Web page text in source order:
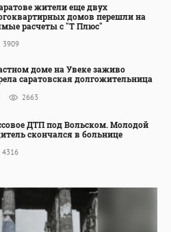
жители еще двух
домов перешли на
расчеты с "Т Плюс"
3909
доме на Увеке заживо
саратовская долгожительница
2663
ДТП под Вольском. Молодой
скончался в больнице
4316